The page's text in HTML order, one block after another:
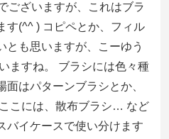
ございますが、これはブラ
す(^^ ) コピペとか、フィル
とも思いますが、こーゆう
ますね。 ブラシには色々種
はパターンブラシとか、
こには、散布ブラシ… など
バイケースで使い分けます